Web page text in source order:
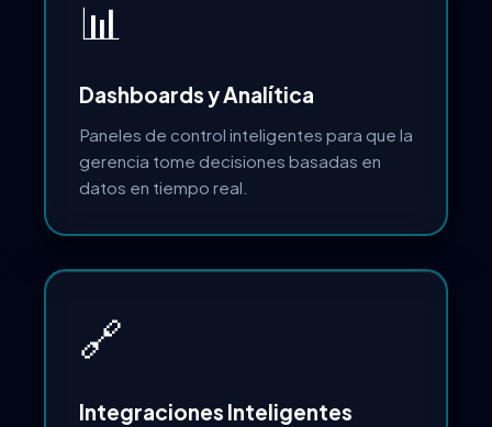
📊
Dashboards y Analítica
Paneles de control inteligentes para que la
gerencia tome decisiones basadas en
datos en tiempo real.
🔗
Integraciones Inteligentes